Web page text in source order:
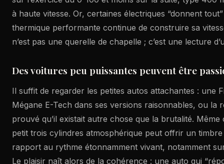
à haute vitesse. Or, certaines électriques “donnent
thermique performante continue de construire sa
n’est pas une querelle de chapelle ; c’est une lecture
Des voitures peu puissantes peuvent être
Il suffit de regarder les petites autos attachantes : une
Mégane E-Tech dans ses versions raisonnables, ou la
prouvé qu’il existait autre chose que la brutalité.
petit trois cylindres atmosphérique peut offrir un
rapport au rythme étonnamment vivant, notamment
Le plaisir naît alors de la cohérence : une auto qui